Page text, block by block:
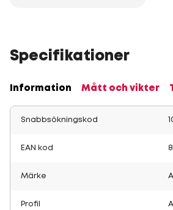
Specifikationer
Information Mått och vikter
Snabbsökningskod
EAN kod
Märke
Profil